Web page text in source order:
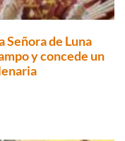
Señora de Luna
y concede un